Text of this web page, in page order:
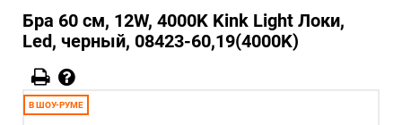
Бра 60 см, 12W, 4000K Kink Light Локи,
Led, черный, 08423-60,19(4000K)
В ШОУ-РУМЕ